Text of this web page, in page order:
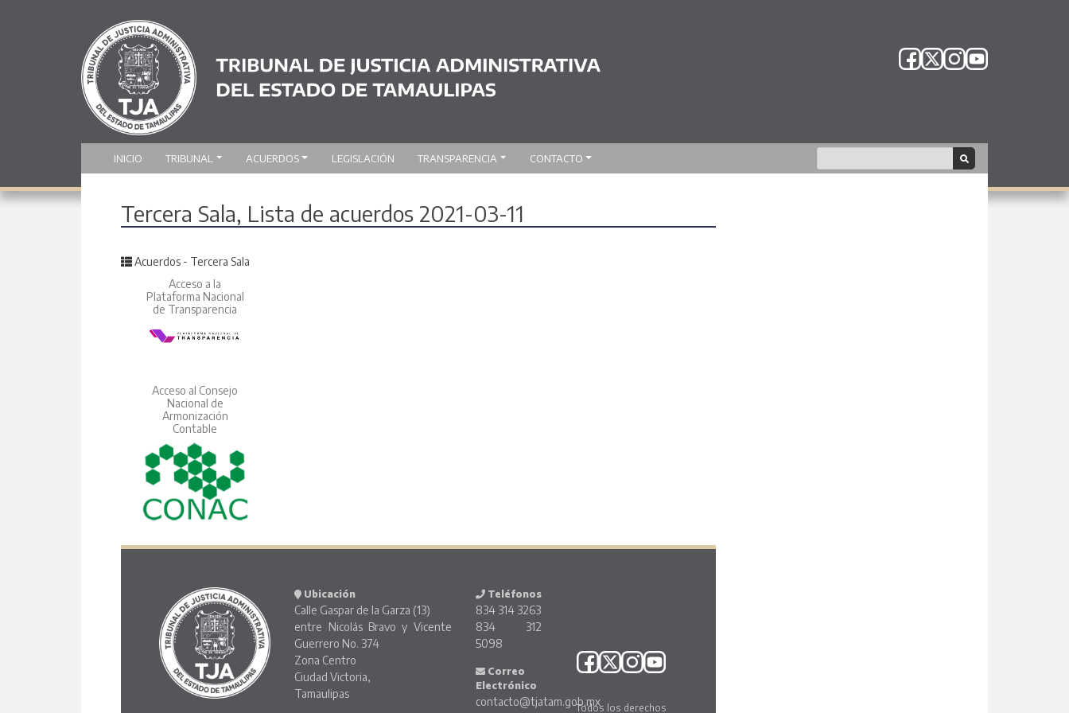
INICIO TRIBUNAL ACUERDOS LEGISLACIÓN TRANSPARENCIA CONTACTO
Tercera Sala, Lista de acuerdos 2021-03-11
Posted in
Acuerdos - Tercera Sala
Acceso a la
Plataforma Nacional
de Transparencia
Acceso al Consejo
Nacional de
Armonización
Contable
Ubicación
Calle Gaspar de la Garza (13)
entre Nicolás Bravo y Vicente
Guerrero No. 374
Zona Centro
Ciudad Victoria,
Tamaulipas
Teléfonos
834 314 3263
834 312
5098
Correo
Electrónico
contacto@tjatam.gob.mxTodos los derechos